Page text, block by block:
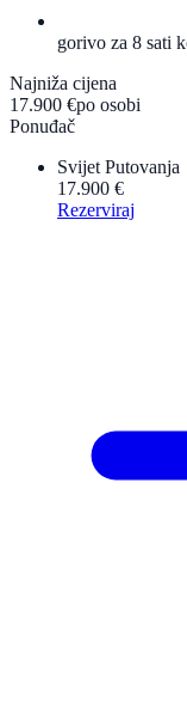
gorivo za 8 sati
Najniža cijena
17.900 €po osobi
Ponuđač
Svijet Putovanja
17.900 €
Rezerviraj